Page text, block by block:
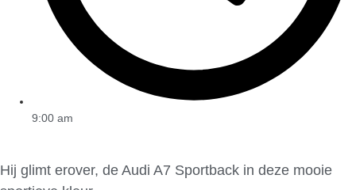
9:00 am
Hij glimt erover, de Audi A7 Sportback in deze mooie